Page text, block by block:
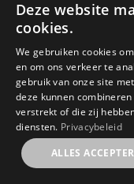
GSM:
0478 64 59 23
E-MAIL:
Deze website
cookies.
We gebruiken cookies
en om ons verkeer te
gebruik van onze site
deze kunnen
verstrekt of die zij
diensten. Privacybeleid
ALLES